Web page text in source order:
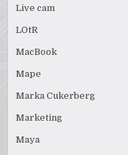
Live cam
LOtR
MacBook
Mape
Marka Cukerberg
Marketing
Maya